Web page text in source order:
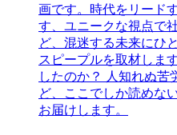
画です。時代をリード
す、ユニークな視点で
ど、混迷する未来にひ
スピープルを取材しま
したのか？ 人知れぬ苦
ど、ここでしか読めな
お届けします。